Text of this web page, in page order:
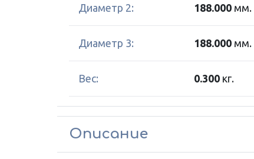
Диаметр 2: 188.000 мм.
Диаметр 3: 188.000 мм.
Вес: 0.300 кг.
Описание